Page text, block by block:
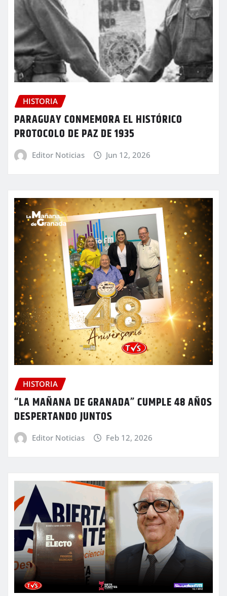
HISTORIA
PARAGUAY CONMEMORA EL HISTÓRICO
PROTOCOLO DE PAZ DE 1935
Editor Noticias Jun 12, 2026
HISTORIA
“LA MAÑANA DE GRANADA” CUMPLE 48 AÑOS
DESPERTANDO JUNTOS
Editor Noticias Feb 12, 2026